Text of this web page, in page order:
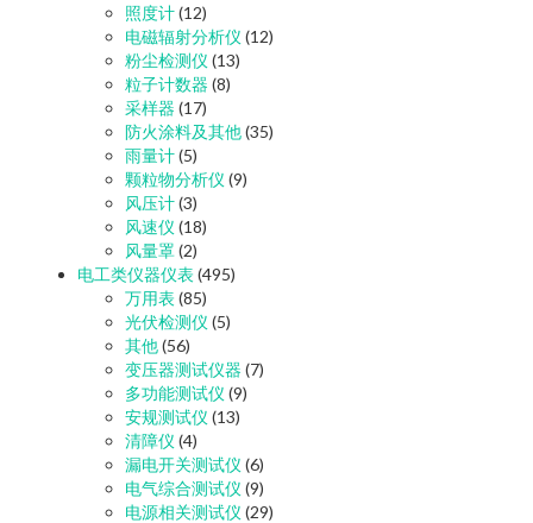
照度计(12)
电磁辐射分析仪 (12)
粉尘检测仪 (13)
粒子计数器 (8)
采样器 (17)
防火涂料及其他(35)
雨量计(5)
颗粒物分析仪 (9)
风压计(3)
风速仪 (18)
风量罩 (2)
电工类仪器仪表(495)
万用表(85)
光伏检测仪 (5)
其他(56)
变压器测试仪器 (7)
多功能测试仪 (9)
安规测试仪 (13)
清障仪 (4)
漏电开关测试仪 (6)
电气综合测试仪 (9)
电源相关测试仪 (29)